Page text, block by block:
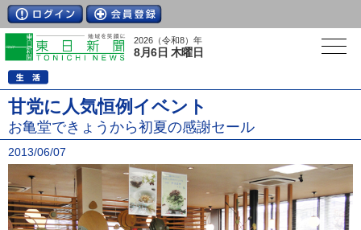
2026（令和8）年
8月6日 木曜日
甘党に人気恒例イベント
お亀堂できょうから初夏の感謝セール
2013/06/07